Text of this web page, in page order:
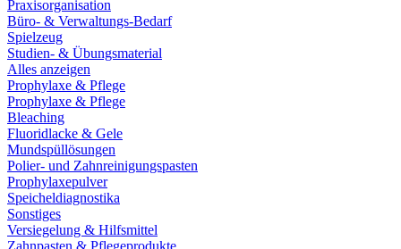
Praxisorganisation
Büro- & Verwaltungs-Bedarf
Spielzeug
Studien- & Übungsmaterial
Alles anzeigen
Prophylaxe & Pflege
Prophylaxe & Pflege
Bleaching
Fluoridlacke & Gele
Mundspüllösungen
Polier- und Zahnreinigungspasten
Prophylaxepulver
Speicheldiagnostika
Sonstiges
Versiegelung & Hilfsmittel
Zahnpasten & Pflegeprodukte